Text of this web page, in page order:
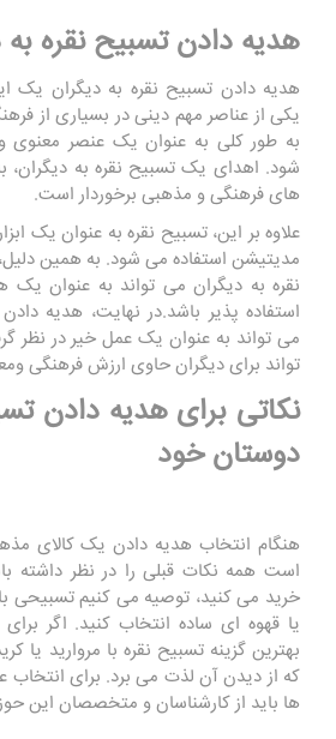
هدیه دادن تسبیح نقره به
هدیه دادن تسبیح نقره به دیگران
یکی از عناصر مهم دینی در بسیاری از
به طور کلی به عنوان یک عنصر معنوی
‌شود. اهدای یک تسبیح نقره به دیگران،
‌های فرهنگی و مذهبی برخوردار است.
علاوه بر این، تسبیح نقره به عنوان یک
مدیتیشن استفاده می ‌شود. به همین
نقره به دیگران می ‌تواند به عنوان یک
استفاده ‌پذیر باشد.در نهایت، هدیه
می ‌تواند به عنوان یک عمل خیر در نظر
تواند برای دیگران حاوی ارزش فرهنگی
نکاتی برای هدیه دادن
دوستان خود
هنگام انتخاب هدیه دادن یک کالای
است همه نکات قبلی را در نظر داشته
خرید می کنید، توصیه می کنیم
یا قهوه ای ساده انتخاب کنید. اگر
بهترین گزینه تسبیح نقره با مروارید یا
که از دیدن آن لذت می برد. برای انتخاب
ها باید از کارشناسان و متخصصان این